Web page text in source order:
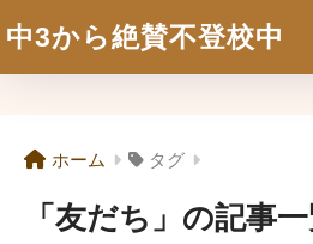
中3から絶賛不登校中
ホーム タグ
「友だち」の記事